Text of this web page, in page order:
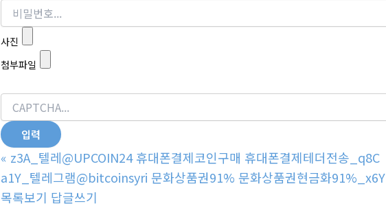
사진
첨부파일
« z3A_텔레@UPCOIN24 휴대폰결제코인구매 휴대폰결제테더전송_q8C
a1Y_텔레그램@bitcoinsyri 문화상품권91% 문화상품권현금화91%_x6Y
목록보기 답글쓰기